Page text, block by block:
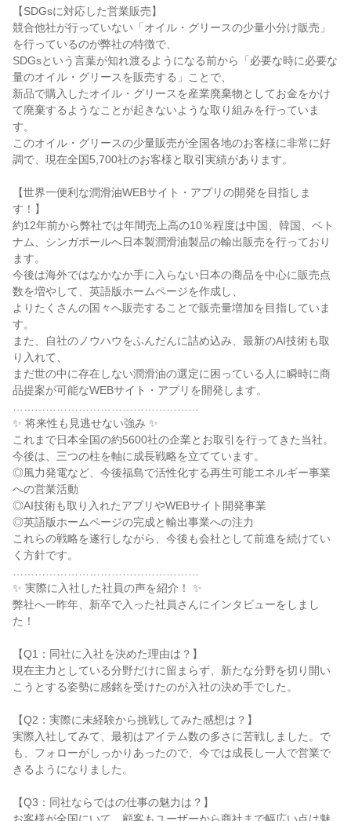
【SDGsに対応した営業販売】
競合他社が行っていない「オイル・グリースの少量小分け販売」
を行っているのが弊社の特徴で、
SDGsという言葉が知れ渡るようになる前から「必要な時に必要な
量のオイル・グリースを販売する」ことで、
新品で購入したオイル・グリースを産業廃棄物としてお金をかけ
て廃棄するようなことが起きないような取り組みを行っていま
す。
このオイル・グリースの少量販売が全国各地のお客様に非常に好
調で、現在全国5,700社のお客様と取引実績があります。
【世界一便利な潤滑油WEBサイト・アプリの開発を目指しま
す！】
約12年前から弊社では年間売上高の10％程度は中国、韓国、ベト
ナム、シンガポールへ日本製潤滑油製品の輸出販売を行っており
ます。
今後は海外ではなかなか手に入らない日本の商品を中心に販売点
数を増やして、英語版ホームページを作成し、
よりたくさんの国々へ販売することで販売量増加を目指していま
す。
また、自社のノウハウをふんだんに詰め込み、最新のAI技術も取
り入れて、
まだ世の中に存在しない潤滑油の選定に困っている人に瞬時に商
品提案が可能なWEBサイト・アプリを開発します。
✨ 将来性も見逃せない強み ✨
これまで日本全国の約5600社の企業とお取引を行ってきた当社。
今後は、三つの柱を軸に成長戦略を立てています。
◎風力発電など、今後福島で活性化する再生可能エネルギー事業
への営業活動
◎AI技術も取り入れたアプリやWEBサイト開発事業
◎英語版ホームページの完成と輸出事業への注力
これらの戦略を遂行しながら、今後も会社として前進を続けてい
く方針です。
✨ 実際に入社した社員の声を紹介！ ✨
弊社へ一昨年、新卒で入った社員さんにインタビューをしまし
た！
【Q1：同社に入社を決めた理由は？】
現在主力としている分野だけに留まらず、新たな分野を切り開い
こうとする姿勢に感銘を受けたのが入社の決め手でした。
【Q2：実際に未経験から挑戦してみた感想は？】
実際入社してみて、最初はアイテム数の多さに苦戦しました。で
も、フォローがしっかりあったので、今では成長し一人で営業で
きるようになりました。
【Q3：同社ならではの仕事の魅力は？】